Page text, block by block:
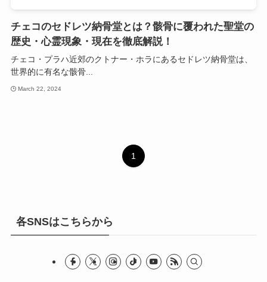
チェコのセドレツ納骨堂とは？骸骨に覆われた聖堂の
歴史・心霊現象・現在を徹底解説！
チェコ・プラハ近郊のクトナー・ホラにあるセドレツ納骨堂は、
世界的に有名な骸骨...
March 22, 2024
1
各SNSはこちらから